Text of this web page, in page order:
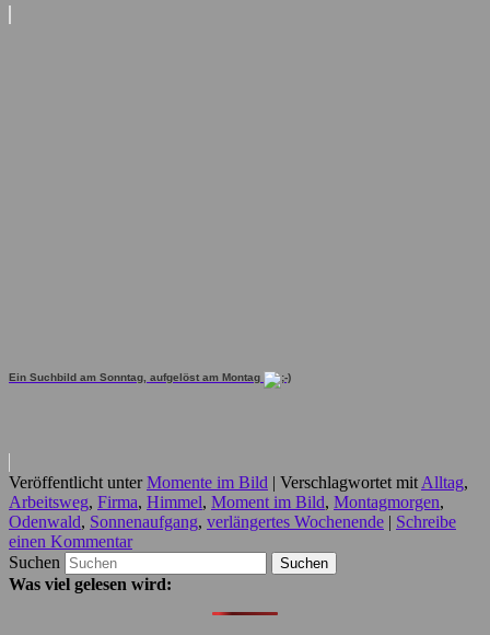
Ein Suchbild am Sonntag, aufgelöst am Montag
Veröffentlicht unter Momente im Bild | Verschlagwortet mit Alltag,
Arbeitsweg, Firma, Himmel, Moment im Bild, Montagmorgen,
Odenwald, Sonnenaufgang, verlängertes Wochenende | Schreibe
einen Kommentar
Suchen
Was viel gelesen wird: